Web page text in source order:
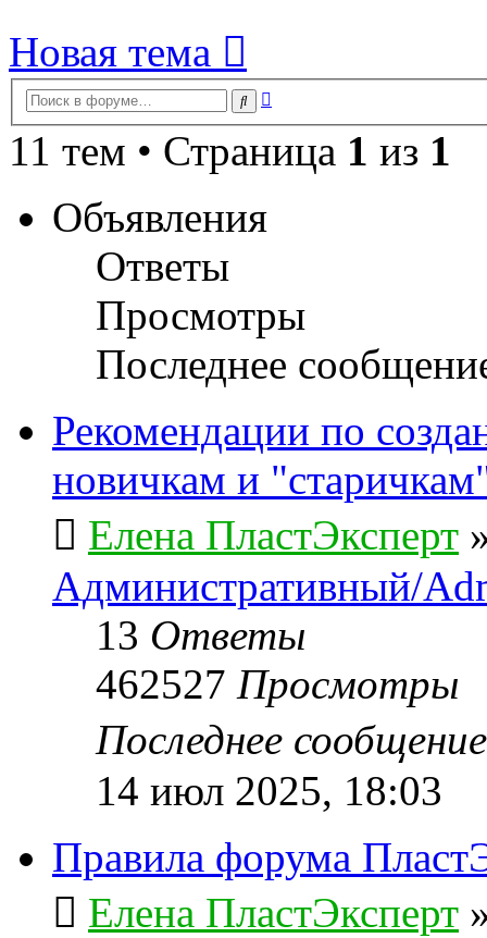
Новая тема
Поиск
11 тем • Страница 1 из 1
Объявления
Ответы
Просмотры
Последнее
Рекомендации по
новичкам и
Елена ПластЭксперт
Административный/
13 Ответы
462527 Просмотры
Последнее
14 июл 2025, 18:03
Правила форума
Елена ПластЭксперт